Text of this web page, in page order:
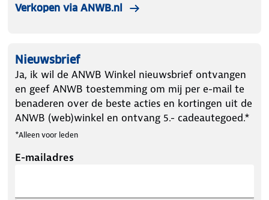
Verkopen via ANWB.nl
Nieuwsbrief
Ja, ik wil de ANWB Winkel nieuwsbrief ontvangen
en geef ANWB toestemming om mij per e-mail te
benaderen over de beste acties en kortingen uit de
ANWB (web)winkel en ontvang 5.- cadeautegoed.*
*Alleen voor leden
E-mailadres